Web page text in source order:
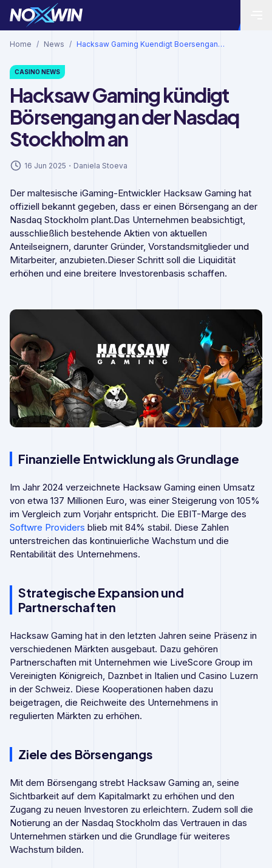
Home / News / Hacksaw Gaming Kuendigt Boersengang An Der Nasdaq Stockholm An
CASINO NEWS
Hacksaw Gaming kündigt
Börsengang an der Nasdaq
Stockholm an
16 Jun 2025 ・ Daniela Stoeva
Der maltesische iGaming-Entwickler Hacksaw Gaming hat
offiziell bekannt gegeben, dass er einen Börsengang an der
Nasdaq Stockholm plant.Das Unternehmen beabsichtigt,
ausschließlich bestehende Aktien von aktuellen
Anteilseignern, darunter Gründer, Vorstandsmitglieder und
Mitarbeiter, anzubieten.Dieser Schritt soll die Liquidität
erhöhen und eine breitere Investorenbasis schaffen.
Finanzielle Entwicklung als Grundlage
Im Jahr 2024 verzeichnete Hacksaw Gaming einen Umsatz
von etwa 137 Millionen Euro, was einer Steigerung von 105%
im Vergleich zum Vorjahr entspricht. Die EBIT-Marge des
Softwre Providers blieb mit 84% stabil. Diese Zahlen
unterstreichen das kontinuierliche Wachstum und die
Rentabilität des Unternehmens.
Strategische Expansion und
Partnerschaften
Hacksaw Gaming hat in den letzten Jahren seine Präsenz in
verschiedenen Märkten ausgebaut. Dazu gehören
Partnerschaften mit Unternehmen wie LiveScore Group im
Vereinigten Königreich, Daznbet in Italien und Casino Luzern
in der Schweiz. Diese Kooperationen haben dazu
beigetragen, die Reichweite des Unternehmens in
regulierten Märkten zu erhöhen.
Ziele des Börsengangs
Mit dem Börsengang strebt Hacksaw Gaming an, seine
Sichtbarkeit auf dem Kapitalmarkt zu erhöhen und den
Zugang zu neuen Investoren zu erleichtern. Zudem soll die
Notierung an der Nasdaq Stockholm das Vertrauen in das
Unternehmen stärken und die Grundlage für weiteres
Wachstum bilden.